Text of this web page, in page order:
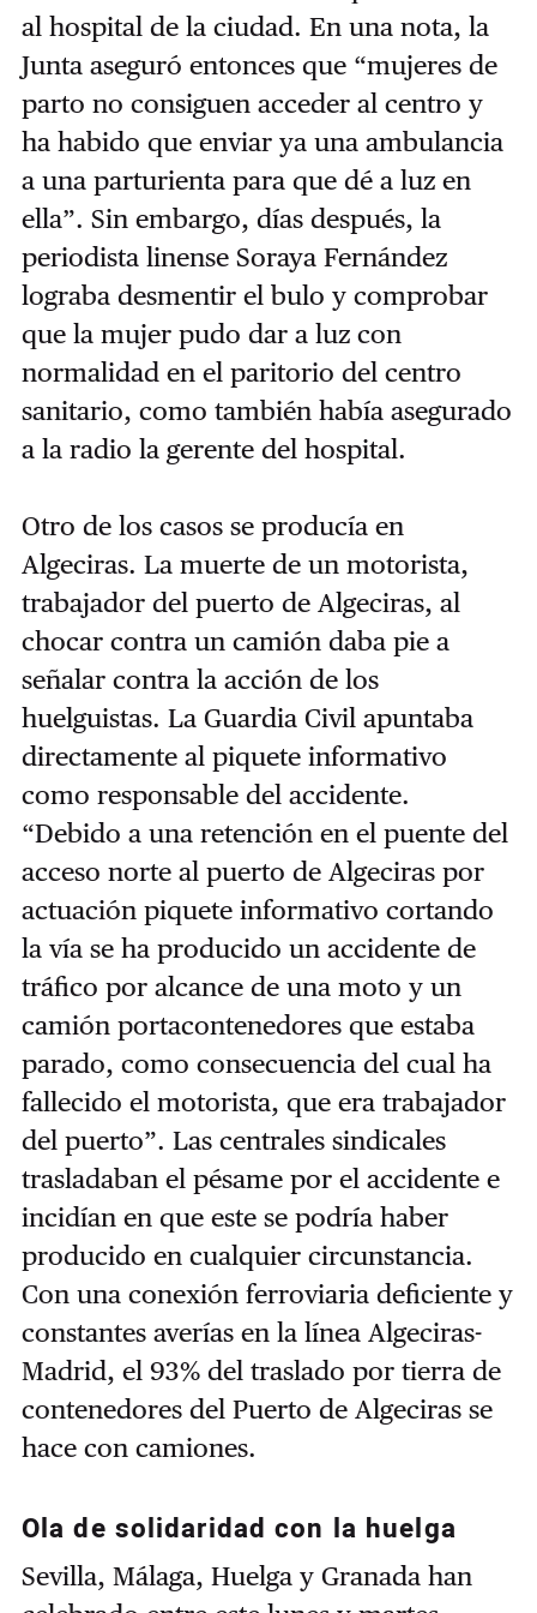
al hospital de la ciudad. En una nota, la
Junta aseguró entonces que “mujeres de
parto no consiguen acceder al centro y
ha habido que enviar ya una ambulancia
a una parturienta para que dé a luz en
ella”. Sin embargo, días después, la
periodista linense Soraya Fernández
lograba desmentir el bulo y comprobar
que la mujer pudo dar a luz con
normalidad en el paritorio del centro
sanitario, como también había asegurado
a la radio la gerente del hospital.
Otro de los casos se producía en
Algeciras. La muerte de un motorista,
trabajador del puerto de Algeciras, al
chocar contra un camión daba pie a
señalar contra la acción de los
huelguistas. La Guardia Civil apuntaba
directamente al piquete informativo
como responsable del accidente.
“Debido a una retención en el puente del
acceso norte al puerto de Algeciras por
actuación piquete informativo cortando
la vía se ha producido un accidente de
tráfico por alcance de una moto y un
camión portacontenedores que estaba
parado, como consecuencia del cual ha
fallecido el motorista, que era trabajador
del puerto”. Las centrales sindicales
trasladaban el pésame por el accidente e
incidían en que este se podría haber
producido en cualquier circunstancia.
Con una conexión ferroviaria deficiente y
constantes averías en la línea Algeciras-
Madrid, el 93% del traslado por tierra de
contenedores del Puerto de Algeciras se
hace con camiones.
Ola de solidaridad con la huelga
Sevilla, Málaga, Huelga y Granada han